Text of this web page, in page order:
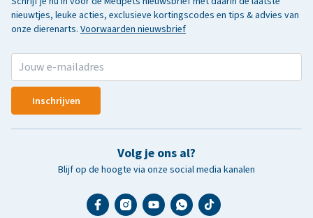
nieuwtjes, leuke acties, exclusieve kortingscodes en tips & advies van
onze dierenarts. Voorwaarden nieuwsbrief
Inschrijven
Volg je ons al?
Blijf op de hoogte via onze social media kanalen